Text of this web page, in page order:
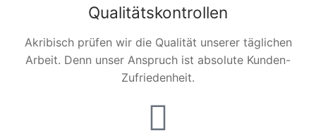
Qualitätskontrollen
Akribisch prüfen wir die Qualität unserer täglichen
Arbeit. Denn unser Anspruch ist absolute Kunden-
Zufriedenheit.